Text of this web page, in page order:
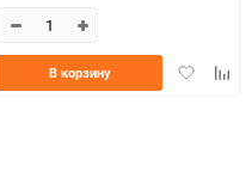
Добавить
В корзину